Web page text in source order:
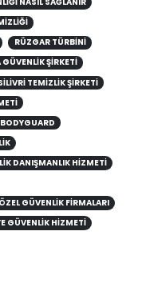
RÜZGAR TÜRBINI
GÜVENLIK ŞIRKETI
TEMIZLIK ŞIRKETI
DANIŞMANLIK HIZMETI
ÖZEL GÜVENLIK FIRMALARI
GÜVENLIK HIZMETI